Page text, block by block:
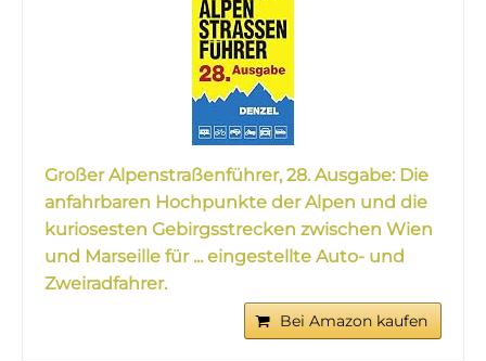
Großer Alpenstraßenführer, 28. Ausgabe: Die
anfahrbaren Hochpunkte der Alpen und die
kuriosesten Gebirgsstrecken zwischen Wien
und Marseille für ... eingestellte Auto- und
Zweiradfahrer.
Bei Amazon kaufen